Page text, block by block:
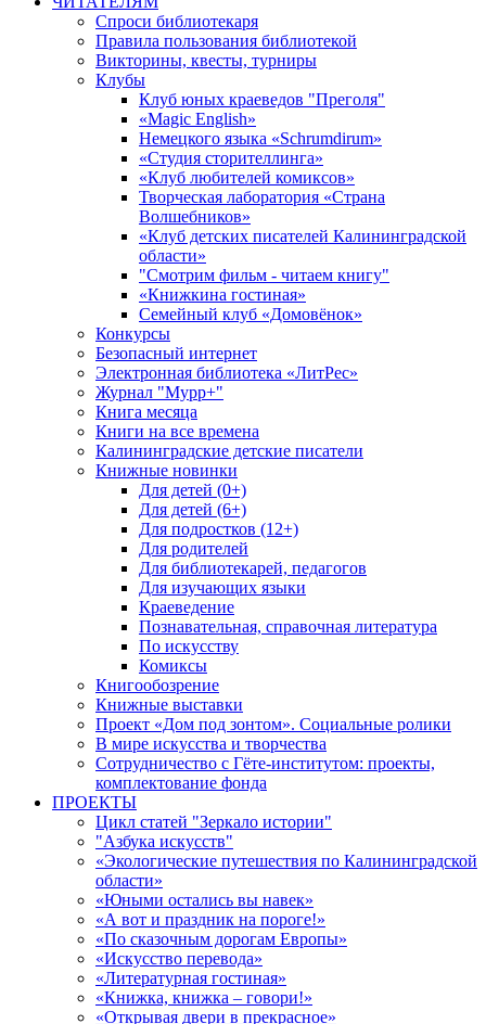
Спроси библиотекаря
Правила пользования библиотекой
Викторины, квесты, турниры
Клубы
Клуб юных краеведов "Преголя"
«Magic English»
Немецкого языка «Schrumdirum»
«Студия сторителлинга»
«Клуб любителей комиксов»
Творческая лаборатория «Страна
Волшебников»
«Клуб детских писателей Калининградской
области»
"Смотрим фильм - читаем книгу"
«Книжкина гостиная»
Семейный клуб «Домовёнок»
Конкурсы
Безопасный интернет
Электронная библиотека «ЛитРес»
Журнал "Мурр+"
Книга месяца
Книги на все времена
Калининградские детские писатели
Книжные новинки
Для детей (0+)
Для детей (6+)
Для подростков (12+)
Для родителей
Для библиотекарей, педагогов
Для изучающих языки
Краеведение
Познавательная, справочная литература
По искусству
Комиксы
Книгообозрение
Книжные выставки
Проект «Дом под зонтом». Социальные ролики
В мире искусства и творчества
Сотрудничество с Гёте-институтом: проекты,
комплектование фонда
ПРОЕКТЫ
Цикл статей "Зеркало истории"
"Азбука искусств"
«Экологические путешествия по Калининградской
области»
«Юными остались вы навек»
«А вот и праздник на пороге!»
«По сказочным дорогам Европы»
«Искусство перевода»
«Литературная гостиная»
«Книжка, книжка – говори!»
«Открывая двери в прекрасное»